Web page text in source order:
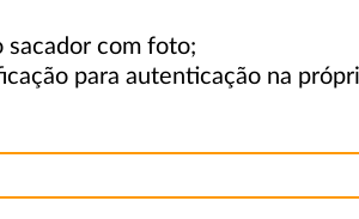
com foto;
para autenticação na